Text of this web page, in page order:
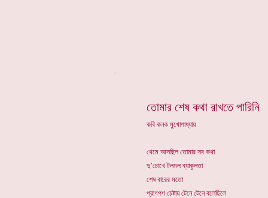
তোমার শেষ কথা রাখতে পারিনি
কবি কনক মুখোপাধ্যায়
থেমে আসছিল তোমার সব কথা
দু’চোখে টলমল ব্যাকুলতা
শেষ বারের মতো
প্রাণপণ চেষ্টায় টেনে টেনে বলেছিলে